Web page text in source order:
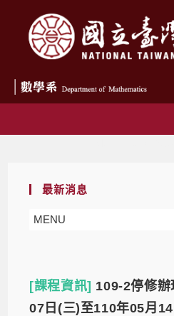
最新消息
MENU
[課程資訊] 109-2停修辦
07日(三)至110年05月